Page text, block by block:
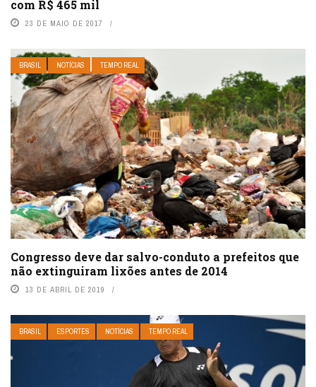
com R$ 465 mil
23 DE MAIO DE 2017
BRASIL NOTÍCIAS TEMPO REAL
Congresso deve dar salvo-conduto a prefeitos que
não extinguiram lixões antes de 2014
13 DE ABRIL DE 2019
BRASIL ESPORTES NOTÍCIAS TEMPO REAL